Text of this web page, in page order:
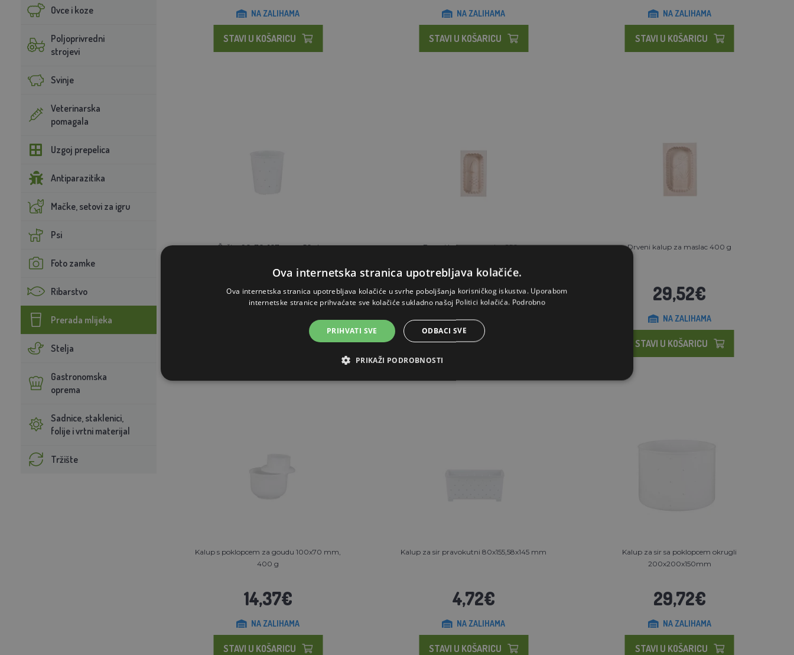
Ovce i koze
Poljoprivredni
strojevi
Svinje
Veterinarska
pomagala
Uzgoj prepelica
Antiparazitika
Mačke, setovi za igru
Psi
Foto zamke
Ribarstvo
Prerada mlijeka
Stelja
Gastronomska
oprema
Sadnice, staklenici,
folije i vrtni materijal
Tržište
NA ZALIHAMA
STAVI U KOŠARICU
NA ZALIHAMA
STAVI U KOŠARICU
NA ZALIHAMA
STAVI U KOŠARICU
Čašica 90x70x107 mm - 50 cl
4,05€
Drveni kalup za maslac 250 g
26,40€
NA ZALIHAMA
STAVI U KOŠARICU
Drveni kalup za maslac 400 g
29,52€
NA ZALIHAMA
STAVI U KOŠARICU
Kalup s poklopcem za goudu 100x70 mm,
400 g
14,37€
NA ZALIHAMA
STAVI U KOŠARICU
Kalup za sir pravokutni 80x155,58x145 mm
4,72€
NA ZALIHAMA
STAVI U KOŠARICU
Kalup za sir sa poklopcem okrugli
200x200x150mm
29,72€
NA ZALIHAMA
STAVI U KOŠARICU
Ova internetska stranica upotrebljava kolačiće.
Ova internetska stranica upotrebljava kolačiće u svrhe poboljšanja korisničkog iskustva. Uporabom
internetske stranice prihvaćate sve kolačiće sukladno našoj Politici kolačića. Podrobno
PRIHVATI SVE ODBACI SVE
PRIKAŽI PODROBNOSTI